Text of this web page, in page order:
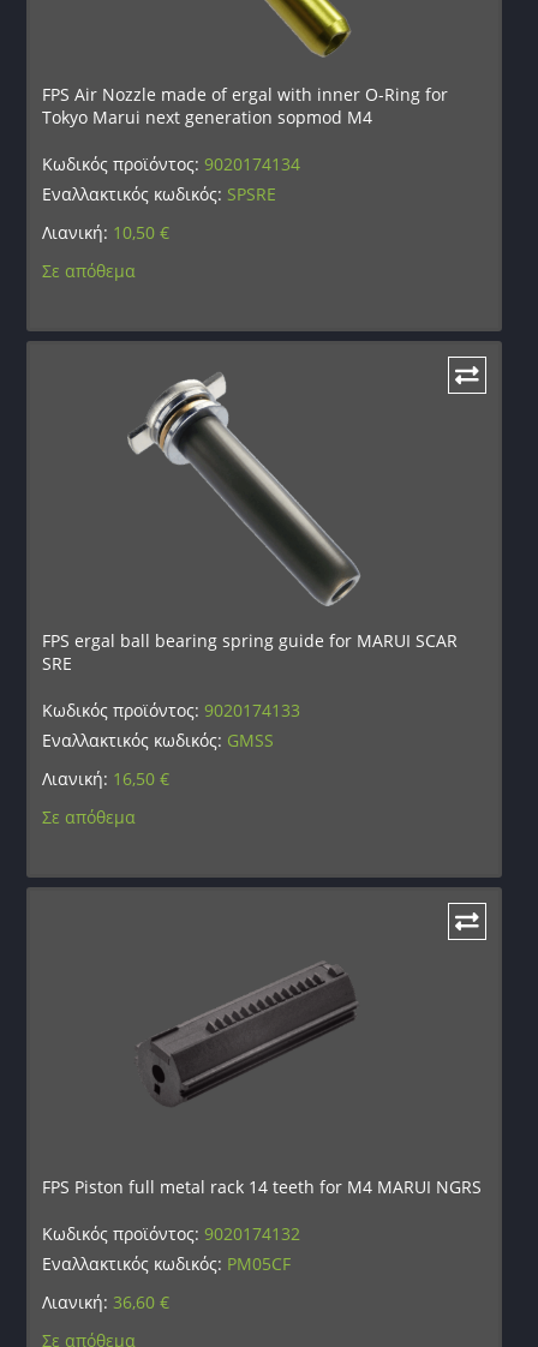
FPS Air Nozzle made of ergal with inner O-Ring for
Tokyo Marui next generation sopmod M4
Κωδικός προϊόντος:9020174134
Εναλλακτικός κωδικός: SPSRE
Λιανική: 10,50€
Σε απόθεμα
FPS ergal ball bearing spring guide for MARUI SCAR
SRE
Κωδικός προϊόντος:9020174133
Εναλλακτικός κωδικός: GMSS
Λιανική: 16,50€
Σε απόθεμα
FPS Piston full metal rack 14 teeth for M4 MARUI NGRS
Κωδικός προϊόντος:9020174132
Εναλλακτικός κωδικός: PM05CF
Λιανική: 36,60€
Σε απόθεμα